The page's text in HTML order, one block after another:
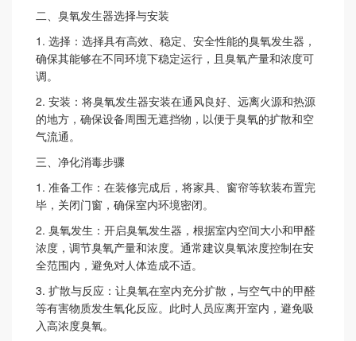
二、臭氧发生器选择与安装
1. 选择：选择具有高效、稳定、安全性能的臭氧发生器，
确保其能够在不同环境下稳定运行，且臭氧产量和浓度可
调。
2. 安装：将臭氧发生器安装在通风良好、远离火源和热源
的地方，确保设备周围无遮挡物，以便于臭氧的扩散和空
气流通。
三、净化消毒步骤
1. 准备工作：在装修完成后，将家具、窗帘等软装布置完
毕，关闭门窗，确保室内环境密闭。
2. 臭氧发生：开启臭氧发生器，根据室内空间大小和甲醛
浓度，调节臭氧产量和浓度。通常建议臭氧浓度控制在安
全范围内，避免对人体造成不适。
3. 扩散与反应：让臭氧在室内充分扩散，与空气中的甲醛
等有害物质发生氧化反应。此时人员应离开室内，避免吸
入高浓度臭氧。